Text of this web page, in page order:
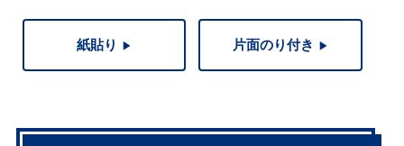
紙貼り ▶︎ 片面のり付き ▶︎